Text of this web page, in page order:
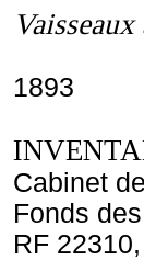
1893
Cabinet
Fonds
RF